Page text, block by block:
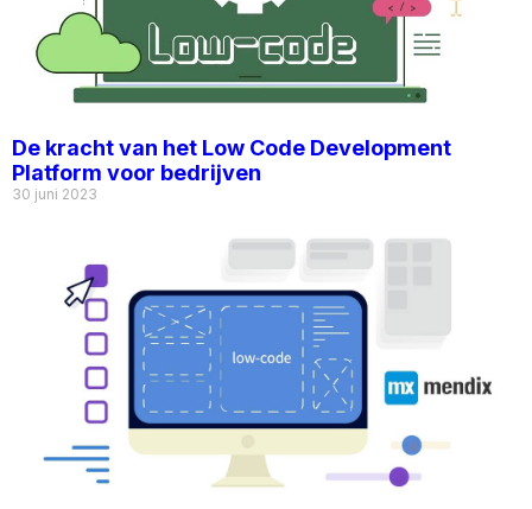
De kracht van het Low Code Development
Platform voor bedrijven
30 juni 2023